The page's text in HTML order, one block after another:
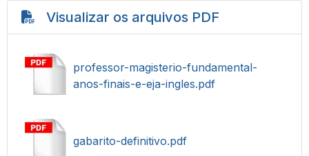
Visualizar os arquivos PDF
professor-magisterio-fundamental-
anos-finais-e-eja-ingles.pdf
gabarito-definitivo.pdf